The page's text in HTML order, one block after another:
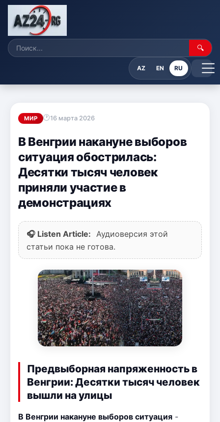
🔍
AZ EN RU
МИР 16 марта 2026
В Венгрии накануне выборов
ситуация обострилась:
Десятки тысяч человек
приняли участие в
демонстрациях
🎧 Listen Article:
Аудиоверсия этой
статьи пока не готова.
Предвыборная напряженность в
Венгрии: Десятки тысяч человек
вышли на улицы
В Венгрии накануне выборов ситуация -